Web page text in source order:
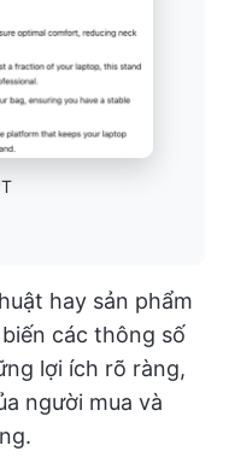
hay sản phẩm
các thông số
lợi ích rõ ràng,
người mua và